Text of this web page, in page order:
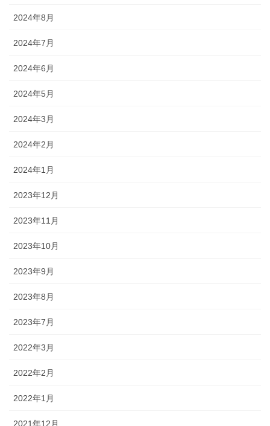
2024年8月
2024年7月
2024年6月
2024年5月
2024年3月
2024年2月
2024年1月
2023年12月
2023年11月
2023年10月
2023年9月
2023年8月
2023年7月
2022年3月
2022年2月
2022年1月
2021年12月